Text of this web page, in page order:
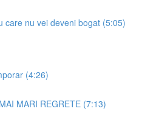
care nu vei deveni bogat (5:05)
(4:26)
MARI REGRETE (7:13)